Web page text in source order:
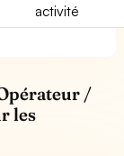
activité
/
les